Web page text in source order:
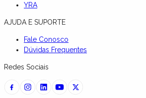
YRA
AJUDA E SUPORTE
Fale Conosco
Dúvidas Frequentes
Redes Sociais